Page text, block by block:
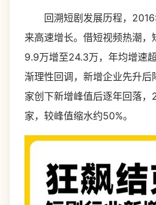
回溯短剧发展历程，2016
来高速增长。借短视频热潮，
9.9万增至24.3万，年均增速
渐理性回调，新增企业先升
家创下新增峰值后逐年回落
家，较峰值缩水约50%。